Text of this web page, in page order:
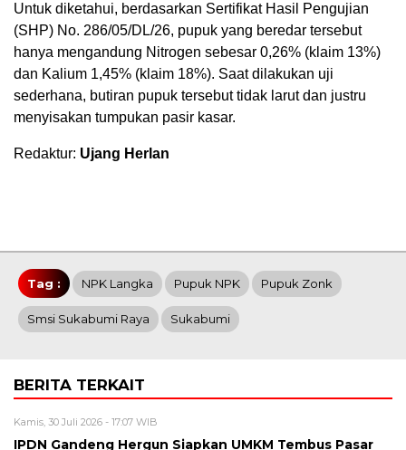
Untuk diketahui, berdasarkan Sertifikat Hasil Pengujian
(SHP) No. 286/05/DL/26, pupuk yang beredar tersebut
hanya mengandung Nitrogen sebesar 0,26% (klaim 13%)
dan Kalium 1,45% (klaim 18%). Saat dilakukan uji
sederhana, butiran pupuk tersebut tidak larut dan justru
menyisakan tumpukan pasir kasar.
Redaktur: Ujang Herlan
Tag : NPK Langka Pupuk NPK Pupuk Zonk
Smsi Sukabumi Raya Sukabumi
BERITA TERKAIT
Kamis, 30 Juli 2026 - 17:07 WIB
IPDN Gandeng Hergun Siapkan UMKM Tembus Pasar